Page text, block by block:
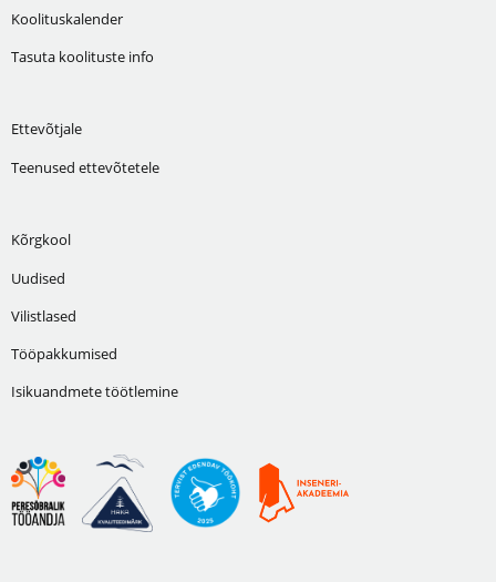
Koolituskalender
Tasuta koolituste info
Ettevõtjale
Teenused ettevõtetele
Kõrgkool
Uudised
Vilistlased
Tööpakkumised
Isikuandmete töötlemine